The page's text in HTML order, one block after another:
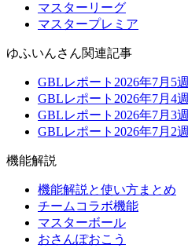
マスターリーグ
マスタープレミア
ゆふいんさん関連記事
GBLレポート2026年7月5週
GBLレポート2026年7月4週
GBLレポート2026年7月3週
GBLレポート2026年7月2週
機能解説
機能解説と使い方まとめ
チームコラボ機能
マスターボール
おさんぽおこう